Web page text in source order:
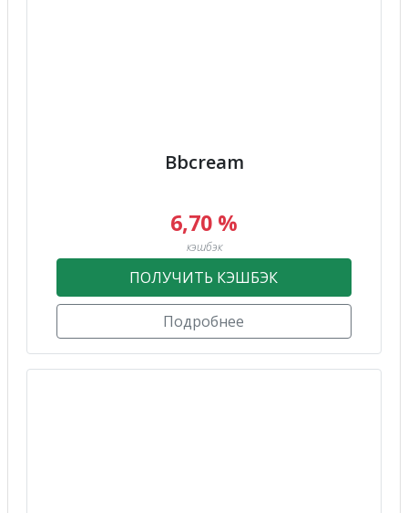
Bbcream
6,70 %
кэшбэк
ПОЛУЧИТЬ КЭШБЭК
Подробнее